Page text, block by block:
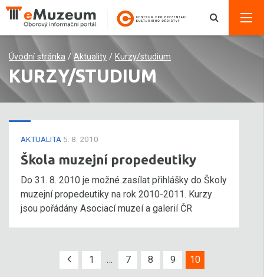
Úvodní stránka / Aktuality / Kurzy/studium
KURZY/STUDIUM
AKTUALITA 5. 8. 2010
Škola muzejní propedeutiky
Do 31. 8. 2010 je možné zasílat přihlášky do Školy
muzejní propedeutiky na rok 2010-2011. Kurzy
jsou pořádány Asociací muzeí a galerií ČR
1 … 7 8 9 10